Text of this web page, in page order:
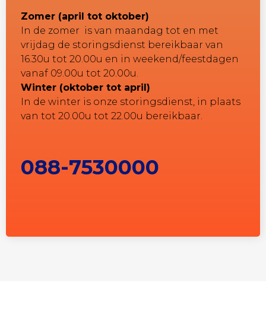
Zomer (april tot oktober)
In de zomer is van maandag tot en met
vrijdag de storingsdienst bereikbaar van
16.30u tot 20.00u en in weekend/feestdagen
vanaf 09.00u tot 20.00u.
Winter (oktober tot april)
In de winter is onze storingsdienst, in plaats
van tot 20.00u tot 22.00u bereikbaar.
088-7530000